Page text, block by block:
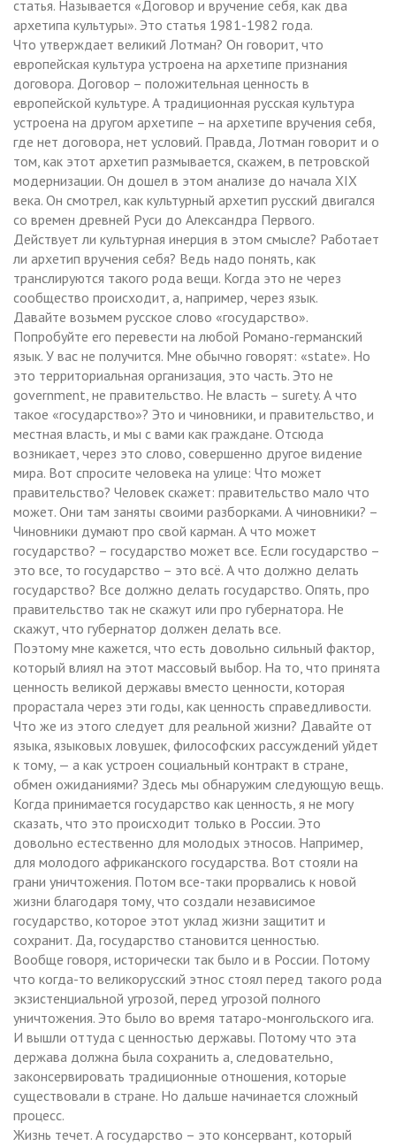
статья. Называется «Договор и вручение себя, как два
архетипа культуры». Это статья 1981-1982 года.
Что утверждает великий Лотман? Он говорит, что
европейская культура устроена на архетипе признания
договора. Договор – положительная ценность в
европейской культуре. А традиционная русская культура
устроена на другом архетипе – на архетипе вручения себя,
где нет договора, нет условий. Правда, Лотман говорит и о
том, как этот архетип размывается, скажем, в петровской
модернизации. Он дошел в этом анализе до начала XIX
века. Он смотрел, как культурный архетип русский двигался
со времен древней Руси до Александра Первого.
Действует ли культурная инерция в этом смысле? Работает
ли архетип вручения себя? Ведь надо понять, как
транслируются такого рода вещи. Когда это не через
сообщество происходит, а, например, через язык.
Давайте возьмем русское слово «государство».
Попробуйте его перевести на любой Романо-германский
язык. У вас не получится. Мне обычно говорят: «state». Но
это территориальная организация, это часть. Это не
government, не правительство. Не власть – surety. А что
такое «государство»? Это и чиновники, и правительство, и
местная власть, и мы с вами как граждане. Отсюда
возникает, через это слово, совершенно другое видение
мира. Вот спросите человека на улице: Что может
правительство? Человек скажет: правительство мало что
может. Они там заняты своими разборками. А чиновники? –
Чиновники думают про свой карман. А что может
государство? – государство может все. Если государство –
это все, то государство – это всё. А что должно делать
государство? Все должно делать государство. Опять, про
правительство так не скажут или про губернатора. Не
скажут, что губернатор должен делать все.
Поэтому мне кажется, что есть довольно сильный фактор,
который влиял на этот массовый выбор. На то, что принята
ценность великой державы вместо ценности, которая
прорастала через эти годы, как ценность справедливости.
Что же из этого следует для реальной жизни? Давайте от
языка, языковых ловушек, философских рассуждений уйдет
к тому, — а как устроен социальный контракт в стране,
обмен ожиданиями? Здесь мы обнаружим следующую вещь.
Когда принимается государство как ценность, я не могу
сказать, что это происходит только в России. Это
довольно естественно для молодых этносов. Например,
для молодого африканского государства. Вот стояли на
грани уничтожения. Потом все-таки прорвались к новой
жизни благодаря тому, что создали независимое
государство, которое этот уклад жизни защитит и
сохранит. Да, государство становится ценностью.
Вообще говоря, исторически так было и в России. Потому
что когда-то великорусский этнос стоял перед такого рода
экзистенциальной угрозой, перед угрозой полного
уничтожения. Это было во время татаро-монгольского ига.
И вышли оттуда с ценностью державы. Потому что эта
держава должна была сохранить а, следовательно,
законсервировать традиционные отношения, которые
существовали в стране. Но дальше начинается сложный
процесс.
Жизнь течет. А государство – это консервант, который